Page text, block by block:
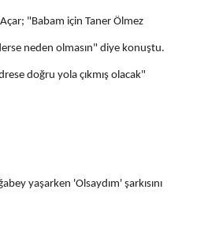
"Babam için Taner Ölmez
neden olmasın" diye konuştu.
doğru yola çıkmış olacak"
yaşarken 'Olsaydım' şarkısını